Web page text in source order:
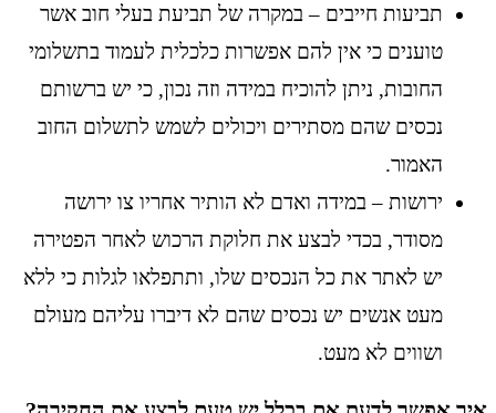
תביעות חייבים – במקרה של תביעת בעלי חוב אשר
טוענים כי אין להם אפשרות כלכלית לעמוד בתשלומי
החובות, ניתן להוכיח במידה וזה נכון, כי יש ברשותם
נכסים שהם מסתירים ויכולים לשמש לתשלום החוב
האמור.
ירושות – במידה ואדם לא הותיר אחריו צו ירושה
מסודר, בכדי לבצע את חלוקת הרכוש לאחר הפטירה
יש לאתר את כל הנכסים שלו, ותתפלאו לגלות כי ללא
מעט אנשים יש נכסים שהם לא דיברו עליהם מעולם
ושווים לא מעט.